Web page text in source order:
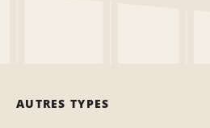
AUTRES TYPES